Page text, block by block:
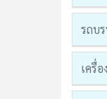
รถบ
เครื่